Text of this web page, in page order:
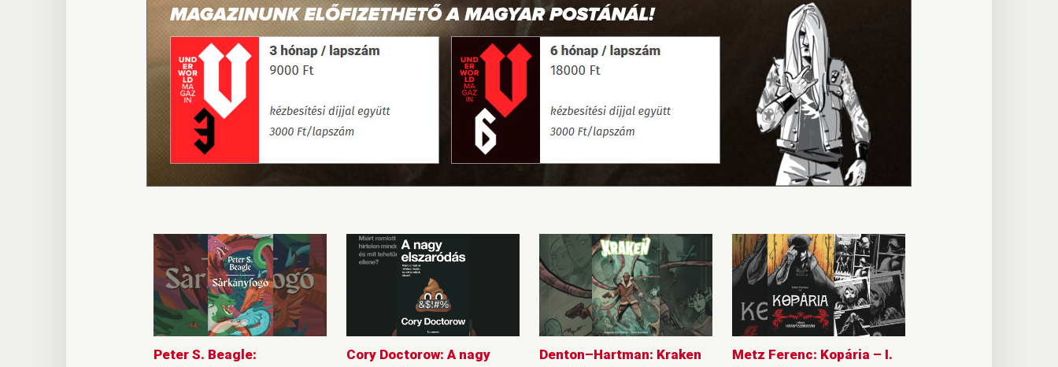
Peter S. Beagle:
Cory Doctorow: A ​nagy
Denton–Hartman: Kraken
Metz Ferenc: Kopária – I.